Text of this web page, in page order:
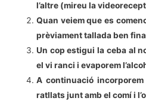
l’altre (mireu la
Quan veiem que es
prèviament tallada ben
Un cop estigui la ceba al
el vi ranci i evaporem
A continuació
ratllats junt amb el comí i